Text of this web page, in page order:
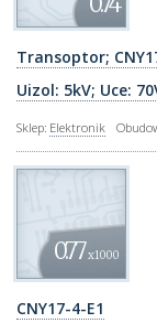
Transoptor;
Uizol: 5kV; Uce:
Sklep: Elektronik
0.77x1000
CNY17-4-E1